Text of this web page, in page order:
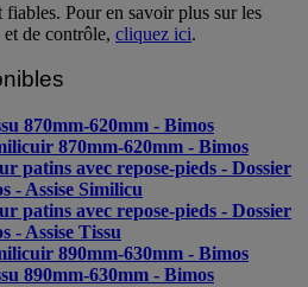
Pour en savoir plus sur les
de contrôle, cliquez ici.
870mm-620mm - Bimos
870mm-620mm - Bimos
patins avec repose-pieds - Dossier
- Assise Similicu
patins avec repose-pieds - Dossier
- Assise Tissu
890mm-630mm - Bimos
890mm-630mm - Bimos